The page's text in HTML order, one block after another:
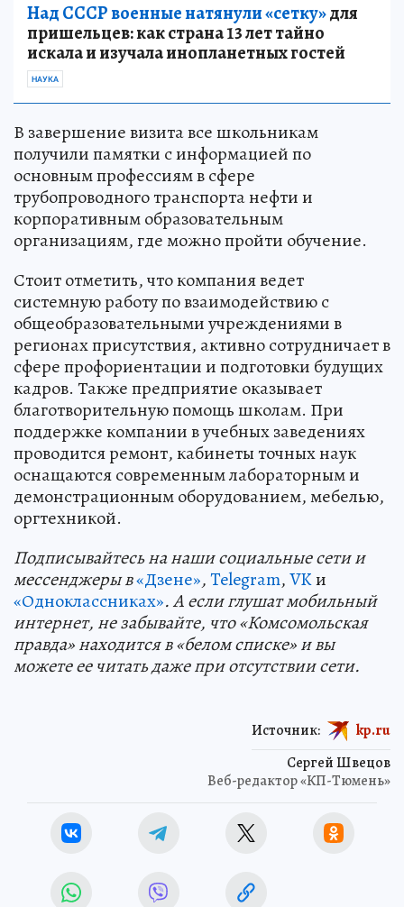
Над СССР военные натянули «сетку»для
пришельцев: как страна 13 лет тайно
искала и изучала инопланетных гостей
НАУКА
В завершение визита все школьникам
получили памятки с информацией по
основным профессиям в сфере
трубопроводного транспорта нефти и
корпоративным образовательным
организациям, где можно пройти обучение.
Стоит отметить, что компания ведет
системную работу по взаимодействию с
общеобразовательными учреждениями в
регионах присутствия, активно сотрудничает в
сфере профориентации и подготовки будущих
кадров. Также предприятие оказывает
благотворительную помощь школам. При
поддержке компании в учебных заведениях
проводится ремонт, кабинеты точных наук
оснащаются современным лабораторным и
демонстрационным оборудованием, мебелью,
оргтехникой.
Подписывайтесь на наши социальные сети и
мессенджеры в«Дзене»,Telegram,VKи
«Одноклассниках». А если глушат мобильный
интернет, не забывайте, что «Комсомольская
правда» находится в «белом списке» и вы
можете ее читать даже при отсутствии сети.
Сергей Швецов
Веб-редактор «КП-Тюмень»
Источник: kp.ru